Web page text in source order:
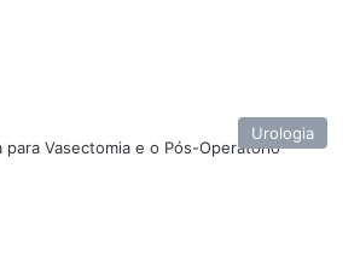
Urologia